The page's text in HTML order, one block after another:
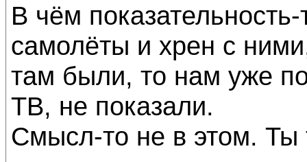
В чём
самолёты и хрен с
там были, то нам уже
ТВ, не показали.
Смысл-то не в этом. Ты